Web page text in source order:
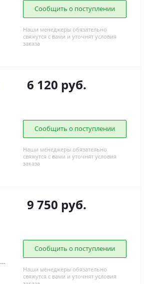
Сообщить о поступлении
Наши менеджеры обязательно
свяжутся с вами и уточнят условия
заказа
6 120 руб.
Сообщить о поступлении
Наши менеджеры обязательно
свяжутся с вами и уточнят условия
заказа
Toyota Land Cruiser 75 (1984-2013), Toyota Land Cruiser 76 (2007-...)
9 750 руб.
Сообщить о поступлении
Наши менеджеры обязательно
свяжутся с вами и уточнят условия